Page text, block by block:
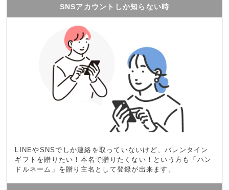
SNSアカウントしか知らない時
LINEやSNSでしか連絡を取っていないけど、バレンタイン
ギフトを贈りたい！本名で贈りたくない！という方も「ハン
ドルネーム」を贈り主名として登録が出来ます。